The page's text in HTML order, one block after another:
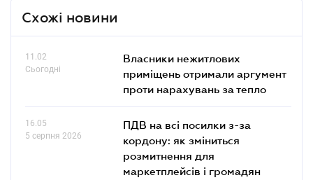
Схожі новини
11.02
Сьогодні
Власники нежитлових
приміщень отримали аргумент
проти нарахувань за тепло
16.05
5 серпня 2026
ПДВ на всі посилки з-за
кордону: як зміниться
розмитнення для
маркетплейсів і громадян